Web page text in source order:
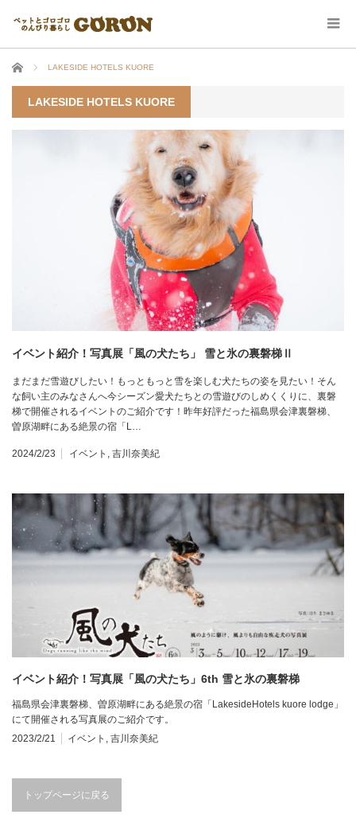
ホーム LAKESIDE HOTELS KUORE
LAKESIDE HOTELS KUORE
イベント紹介！写真展「風の犬たち」 雪と氷の裏磐梯Ⅱ
まだまだ雪遊びしたい！もっともっと雪を楽しむ犬たちの姿を見たい！そん
な飼い主のみなさんへ今シーズン愛犬たちとの雪遊びのしめくくりに、裏磐
梯で開催されるイベントのご紹介です！昨年好評だった福島県会津裏磐梯、
曽原湖畔にある絶景の宿「L…
2024/2/23 イベント , 吉川奈美紀
イベント紹介！写真展「風の犬たち」6th 雪と氷の裏磐梯
福島県会津裏磐梯、曽原湖畔にある絶景の宿「LakesideHotels kuore lodge」
にて開催される写真展のご紹介です。
2023/2/21
イベント 吉川奈美紀
トップページに戻る